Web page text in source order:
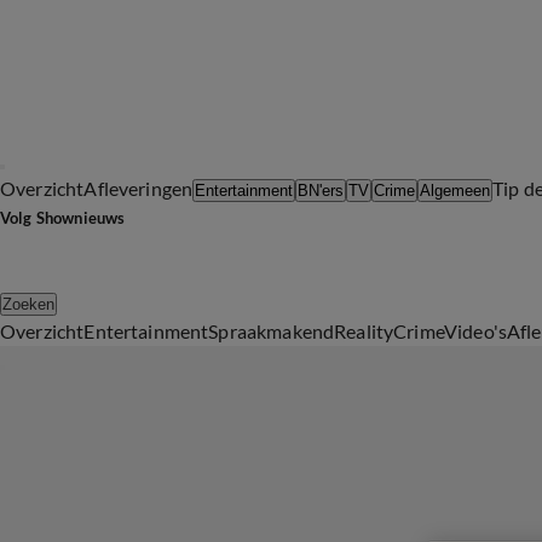
OverzichtAfleveringen Entertainment BN'ers TV Crime AlgemeenTip
Volg Shownieuws
Zoeken
OverzichtEntertainmentSpraakmakendRealityCrimeVideo's